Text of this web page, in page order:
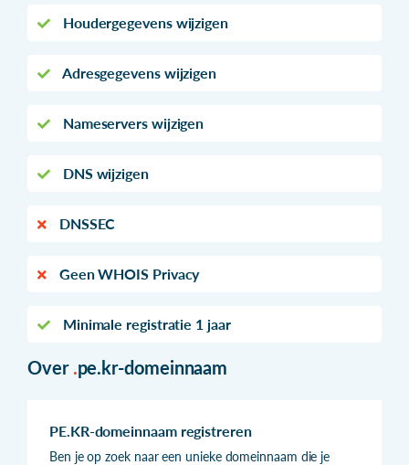
Houdergegevens wijzigen
Adresgegevens wijzigen
Nameservers wijzigen
DNS wijzigen
DNSSEC
Geen WHOIS Privacy
Minimale registratie 1 jaar
Over .pe.kr-domeinnaam
PE.KR-domeinnaam registreren
Ben je op zoek naar een unieke domeinnaam die je